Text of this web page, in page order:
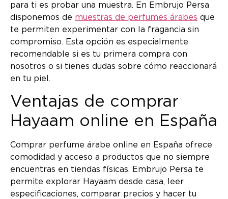
para ti es probar una muestra. En Embrujo Persa
disponemos de muestras de perfumes árabes que
te permiten experimentar con la fragancia sin
compromiso. Esta opción es especialmente
recomendable si es tu primera compra con
nosotros o si tienes dudas sobre cómo reaccionará
en tu piel.
Ventajas de comprar
Hayaam online en España
Comprar perfume árabe online en España ofrece
comodidad y acceso a productos que no siempre
encuentras en tiendas físicas. Embrujo Persa te
permite explorar Hayaam desde casa, leer
especificaciones, comparar precios y hacer tu